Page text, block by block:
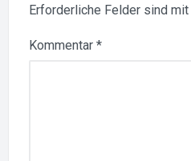
Erforderliche Felder sind mit
Kommentar *